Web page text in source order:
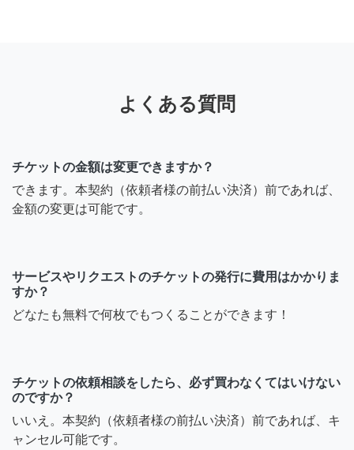
よくある質問
チケットの金額は変更できますか？
できます。本契約（依頼者様の前払い決済）前であれば、
金額の変更は可能です。
サービスやリクエストのチケットの発行に費用はかかりま
すか？
どなたも無料で何枚でもつくることができます！
チケットの依頼相談をしたら、必ず買わなくてはいけない
のですか？
いいえ。本契約（依頼者様の前払い決済）前であれば、キ
ャンセル可能です。